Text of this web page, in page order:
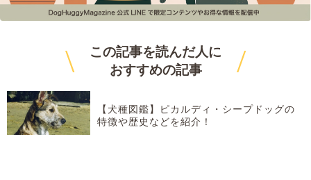
\
この記事を読んだ人に
おすすめの記事 /
【犬種図鑑】ピカルディ・シープドッグの
特徴や歴史などを紹介！